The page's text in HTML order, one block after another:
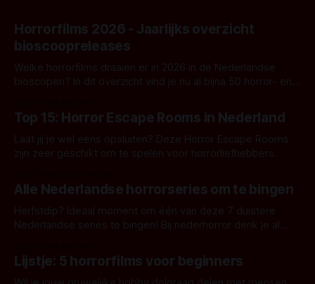
Horrorfilms 2026 - Jaarlijks overzicht
bioscoopreleases
Welke horrorfilms draaien er in 2026 in de Nederlandse
bioscopen? In dit overzicht vind je nu al bijna 50 horror- en
Top 15: Horror Escape Rooms in Nederland
Laat jij je wel eens opsluiten? Deze Horror Escape Rooms
zijn zeer geschikt om te spelen voor horrorliefhebbers.
Alle Nederlandse horrorseries om te bingen
Herfstdip? Ideaal moment om één van deze 7 duistere
Nederlandse series te bingen! Bij nederhorror denk je al
Amsterdamned of The Johnsons. Maar Nederlandse horror
is niet beperkt tot films. Hier een aantal Nederlandse tv-
series uit het duistere of horrorgenre. Als
Lijstje: 5 horrorfilms voor beginners